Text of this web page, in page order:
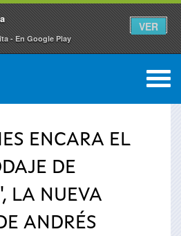
- En Google Play
VER
0
ENCARA EL
DE
LA NUEVA
ANDRÉS